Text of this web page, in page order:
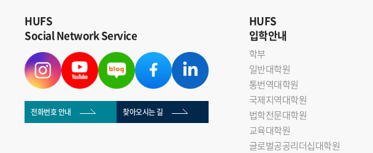
HUFS
Social Network Service
전화번호 안내 찾아오시는 길
HUFS
입학안내
학부
일반대학원
통번역대학원
국제지역대학원
법학전문대학원
교육대학원
글로벌공공리더십대학원